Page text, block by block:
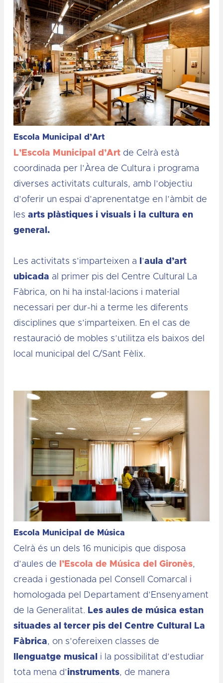
Escola Municipal d’Art
L’Escola Municipal d’Art de Celrà està
coordinada per l’Àrea de Cultura i programa
diverses activitats culturals, amb l’objectiu
d’oferir un espai d’aprenentatge en l’àmbit de
lesarts plàstiques i visuals i la cultura en
general.
Les activitats s’imparteixen a ’aula d’art
ubicada al primer pis del Centre Cultural La
Fàbrica, on hi ha instal·lacions i material
necessari per dur-hi a terme les diferents
disciplines que s’imparteixen. En el cas de
restauració de mobles s’utilitza els baixos del
local municipal del C/Sant Fèlix.
Escola Municipal de Música
Celrà és un dels 16 municipis que disposa
d’aules de
l’Escola de Música del Gironès,
creada i gestionada pel Consell Comarcal i
homologada pel Departament d’Ensenyament
de la Generalitat. Les aules de música estan
situades al tercer pis del Centre Cultural La
Fàbrica, on s’ofereixen classes de
llenguatge musical
i la possibilitat d’estudiar
tota mena d’instruments, de manera